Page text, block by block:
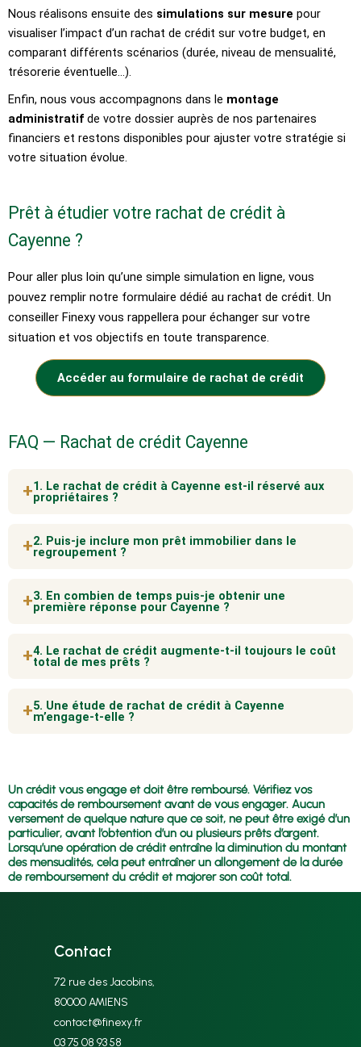
Nous réalisons ensuite des simulations sur mesure pour
visualiser l’impact d’un rachat de crédit sur votre budget, en
comparant différents scénarios (durée, niveau de mensualité,
trésorerie éventuelle…).
Enfin, nous vous accompagnons dans le montage
administratif de votre dossier auprès de nos partenaires
financiers et restons disponibles pour ajuster votre stratégie si
votre situation évolue.
Prêt à étudier votre rachat de crédit à
Cayenne ?
Pour aller plus loin qu’une simple simulation en ligne, vous
pouvez remplir notre formulaire dédié au rachat de crédit. Un
conseiller Finexy vous rappellera pour échanger sur votre
situation et vos objectifs en toute transparence.
Accéder au formulaire de rachat de crédit
FAQ — Rachat de crédit Cayenne
+1. Le rachat de crédit à Cayenne est-il réservé aux
propriétaires ?
propriétaires que les locataires. Les solutions proposées
et la durée possible dépendent en revanche de votre
+2. Puis-je inclure mon prêt immobilier dans le
regroupement ?
regroupé avec des crédits à la consommation, sous
réserve de respecter les règles des établissements
+3. En combien de temps puis-je obtenir une
première réponse pour Cayenne ?
première analyse peut être réalisée en quelques jours
ouvrés. Les délais finaux dépendent ensuite de la
+4. Le rachat de crédit augmente-t-il toujours le coût
total de mes prêts ?
lorsque la durée est allongée. L’objectif principal est de
retrouver une mensualité supportable. Il est essentiel de
+5. Une étude de rachat de crédit à Cayenne
m’engage-t-elle ?
Un crédit vous engage et doit être remboursé. Vérifiez vos
capacités de remboursement avant de vous engager. Aucun
versement de quelque nature que ce soit, ne peut être exigé d’un
particulier, avant l’obtention d’un ou plusieurs prêts d’argent.
Lorsqu’une opération de crédit entraîne la diminution du montant
des mensualités, cela peut entraîner un allongement de la durée
de remboursement du crédit et majorer son coût total.
Contact
72 rue des Jacobins,
80000 AMIENS
contact@finexy.fr
03 75 08 93 58